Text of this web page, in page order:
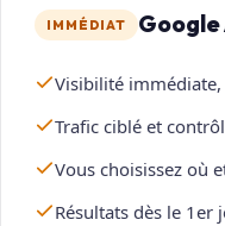
IMMÉDIAT Google
Visibilité
Trafic ciblé et
Vous choisissez où
Résultats dès le 1er